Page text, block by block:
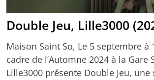
Double Jeu, Lille3000
Maison Saint So, Le 5 septembre à
cadre de l’Automne 2024 à la Gare
Lille3000 présente Double Jeu,